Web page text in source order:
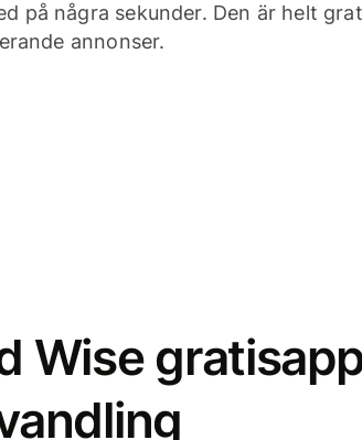
på några sekunder. Den är helt
annonser.
Wise